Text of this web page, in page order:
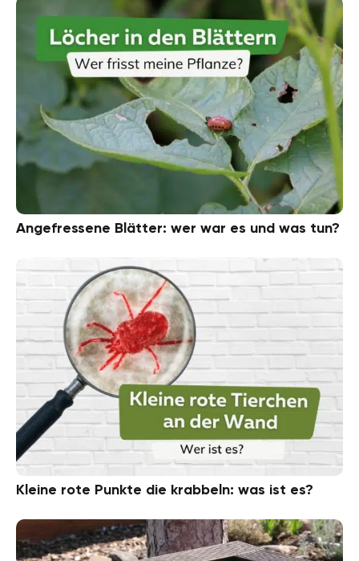
Angefressene Blätter: wer war es und was tun?
Kleine rote Punkte die krabbeln: was ist es?